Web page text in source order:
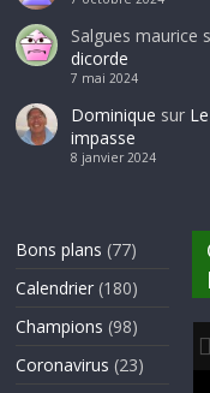
Salgues maurice
dicorde
7 mai 2024
Dominique sur
impasse
8 janvier 2024
Bons plans (77)
Calendrier (180)
Champions (98)
Coronavirus (23)